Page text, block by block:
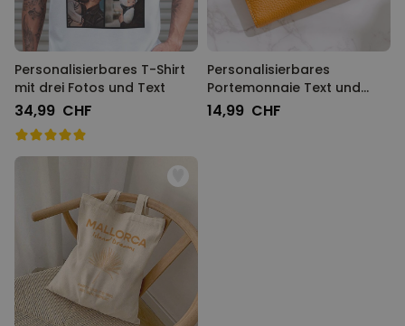
Personalisierbares T-Shirt
mit drei Fotos und Text
34,99 CHF
Personalisierbares
Portemonnaie Text und
Symbol
14,99 CHF